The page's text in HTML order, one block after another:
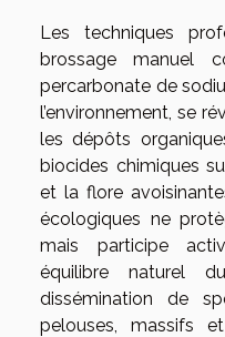
Les techniques
brossage manuel
percarbonate de
l’environnement, se
les dépôts
biocides chimiques
et la flore
écologiques ne
mais participe
équilibre naturel
dissémination de
pelouses, massifs